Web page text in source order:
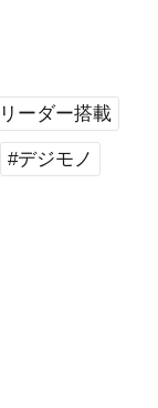
ーダー搭載
#デジモノ